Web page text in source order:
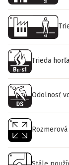
Trieda
Odolnosť